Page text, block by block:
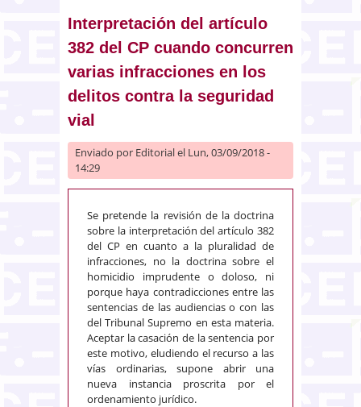
Interpretación del artículo
382 del CP cuando concurren
varias infracciones en los
delitos contra la seguridad
vial
Enviado por Editorialel Lun, 03/09/2018 -
14:29
Se pretende la revisión de la doctrina
sobre la interpretación del artículo 382
del CP en cuanto a la pluralidad de
infracciones, no la doctrina sobre el
homicidio imprudente o doloso, ni
porque haya contradicciones entre las
sentencias de las audiencias o con las
del Tribunal Supremo en esta materia.
Aceptar la casación de la sentencia por
este motivo, eludiendo el recurso a las
vías ordinarias, supone abrir una
nueva instancia proscrita por el
ordenamiento jurídico.